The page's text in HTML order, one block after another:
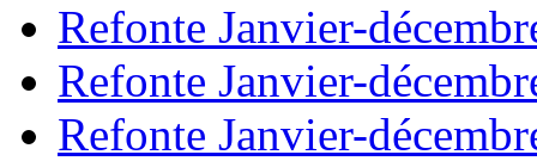
Refonte Janvier-
Refonte Janvier-
Refonte Janvier-